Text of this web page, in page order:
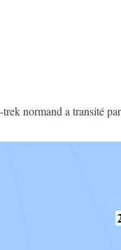
normand a transité